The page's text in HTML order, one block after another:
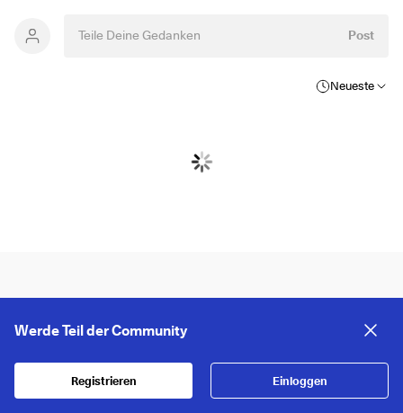
Post
Neueste
Werde Teil der Community
Registrieren Einloggen